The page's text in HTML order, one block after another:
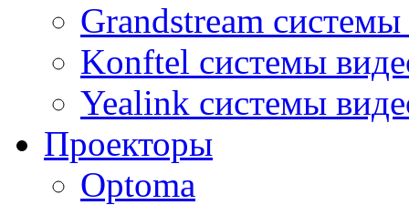
Grandstream
Konftel системы
Yealink системы
Проекторы
Optoma